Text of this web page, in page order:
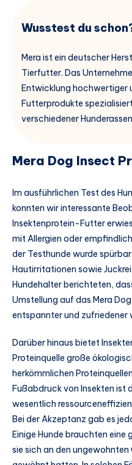
Wusstest du
Mera ist ein deutscher
Tierfutter. Das
Entwicklung hochwertiger
Futterprodukte
verschiedener
Mera Dog Insect
Im ausführlichen Test des
konnten wir interessante
Insektenprotein-Futter
mit Allergien oder
der Testhunde wurde
Hautirritationen sowie
Hundehalter berichteten,
Umstellung auf das Mera
entspannter und zufriedener
Darüber hinaus bietet
Proteinquelle große
herkömmlichen
Fußabdruck von Insekten ist
wesentlich
Bei der Akzeptanz gab es
Einige Hunde brauchten eine
sie sich an den